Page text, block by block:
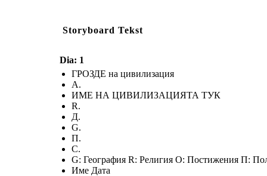
Storyboard Tekst
Dia: 1
ГРОЗДЕ на цивилизация
А.
ИМЕ НА ЦИВИЛИЗАЦИЯТА ТУК
R.
Д.
G.
П.
С.
G: География R: Религия О: Постижения П:
Име Дата